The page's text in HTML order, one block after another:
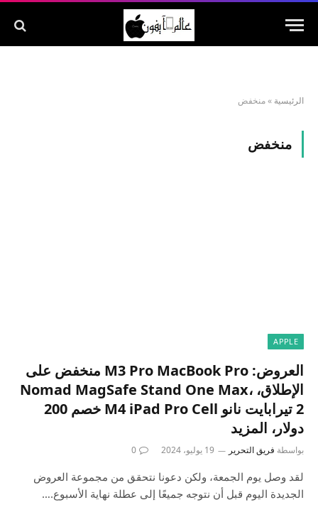
الرئيسية »منخفض
منخفض
APPLE
العروض: M3 Pro MacBook Pro منخفض على
الإطلاق، Nomad MagSafe Stand One Max،
2 تيرابايت نانو M4 iPad Pro Cell خصم 200
دولار، المزيد
بواسطة فريق التحرير 19 يوليو، 2024 0
لقد وصل يوم الجمعة، ولكن دعونا نتحقق من مجموعة العروض
الجديدة اليوم قبل أن نتوجه جميعًا إلى عطلة نهاية الأسبوع.…